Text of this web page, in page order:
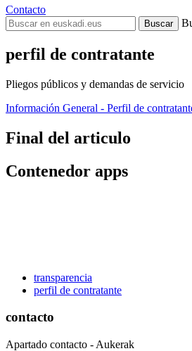
Contacto
perfil de contratante
Pliegos públicos y demandas de servicio
Información General - Perfil de
Final del articulo
Contenedor apps
transparencia
perfil de contratante
contacto
Apartado contacto - Aukerak